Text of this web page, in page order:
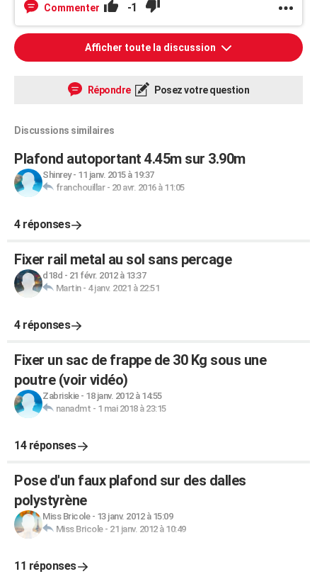
Commenter -1
Afficher toute la discussion
Répondre Posez votre question
Discussions similaires
Plafond autoportant 4.45m sur 3.90m
Shinrey- 11 janv. 2015 à 19:37
franchouillar- 20 avr. 2016 à 11:05
4 réponses
Fixer rail metal au sol sans percage
d18d - 21 févr. 2012 à 13:37
Martin- 4 janv. 2021 à 22:51
4 réponses
Fixer un sac de frappe de 30 Kg sous une
poutre (voir vidéo)
Zabriskie- 18 janv. 2012 à 14:55
nanadmt - 1 mai 2018 à 23:15
14 réponses
Pose d'un faux plafond sur des dalles
polystyrène
Miss Bricole- 13 janv. 2012 à 15:09
Miss Bricole- 21 janv. 2012 à 10:49
11 réponses